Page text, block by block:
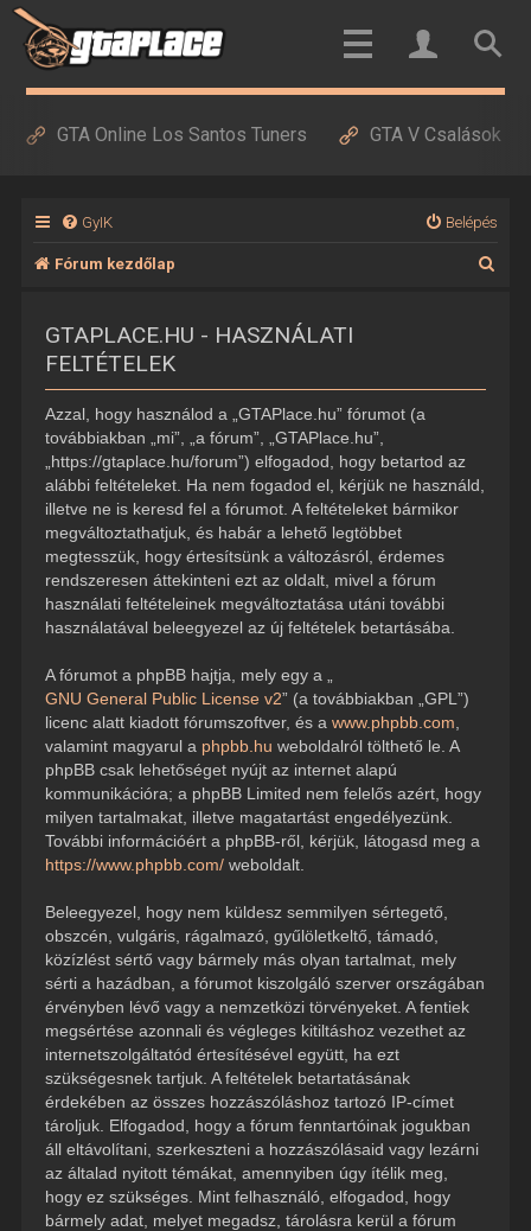
GTA Online Los Santos Tuners GTA V Csalások
GyIK Belépés
Fórum kezdőlap
GTAPLACE.HU - HASZNÁLATI
FELTÉTELEK
Azzal, hogy használod a „GTAPlace.hu” fórumot (a
továbbiakban „mi”, „a fórum”, „GTAPlace.hu”,
„https://gtaplace.hu/forum”) elfogadod, hogy betartod az
alábbi feltételeket. Ha nem fogadod el, kérjük ne használd,
illetve ne is keresd fel a fórumot. A feltételeket bármikor
megváltoztathatjuk, és habár a lehető legtöbbet
megtesszük, hogy értesítsünk a változásról, érdemes
rendszeresen áttekinteni ezt az oldalt, mivel a fórum
használati feltételeinek megváltoztatása utáni további
használatával beleegyezel az új feltételek betartásába.
A fórumot a phpBB hajtja, mely egy a „
GNU General Public License v2” (a továbbiakban „GPL”)
licenc alatt kiadott fórumszoftver, és a www.phpbb.com
valamint magyarul a phpbb.hu weboldalról tölthető le. A
phpBB csak lehetőséget nyújt az internet alapú
kommunikációra; a phpBB Limited nem felelős azért, hogy
milyen tartalmakat, illetve magatartást engedélyezünk.
További információért a phpBB-ről, kérjük, látogasd meg a
https://www.phpbb.com/weboldalt.
Beleegyezel, hogy nem küldesz semmilyen sértegető,
obszcén, vulgáris, rágalmazó, gyűlöletkeltő, támadó,
közízlést sértő vagy bármely más olyan tartalmat, mely
sérti a hazádban, a fórumot kiszolgáló szerver országában
érvényben lévő vagy a nemzetközi törvényeket. A fentiek
megsértése azonnali és végleges kitiltáshoz vezethet az
internetszolgáltatód értesítésével együtt, ha ezt
szükségesnek tartjuk. A feltételek betartatásának
érdekében az összes hozzászóláshoz tartozó IP-címet
tároljuk. Elfogadod, hogy a fórum fenntartóinak jogukban
áll eltávolítani, szerkeszteni a hozzászólásaid vagy lezárni
az általad nyitott témákat, amennyiben úgy ítélik meg,
hogy ez szükséges. Mint felhasználó, elfogadod, hogy
bármely adat, melyet megadsz, tárolásra kerül a fórum